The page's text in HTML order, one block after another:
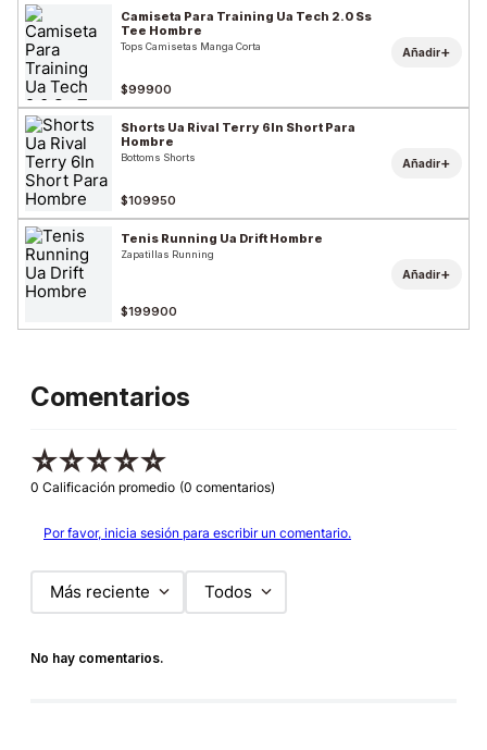
Camiseta Para Training Ua Tech 2.0 Ss
Tee Hombre
Tops Camisetas Manga Corta
$99900
Añadir+
Shorts Ua Rival Terry 6In Short Para
Hombre
Bottoms Shorts
$109950
Añadir+
Tenis Running Ua Drift Hombre
Zapatillas Running
$199900
Añadir+
Comentarios
☆☆☆☆☆
0 Calificación promedio (0 comentarios)
Por favor, inicia sesión para escribir un comentario.
Más reciente Todos
No hay comentarios.